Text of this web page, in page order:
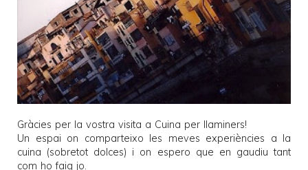
Gràcies per la vostra visita a Cuina per llaminers!
Un espai on comparteixo les meves experiències a la
cuina (sobretot dolces) i on espero que en gaudiu tant
com ho faig jo.